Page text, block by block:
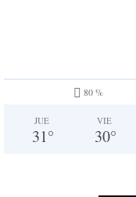
80 %
JUE
31°
VIE
30°